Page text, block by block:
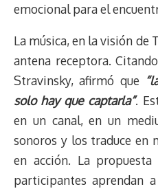
emocional para el
La música, en la visión de
antena receptora.
Stravinsky, afirmó que
solo hay que captarla”.
en un canal, en un
sonoros y los traduce en
en acción. La propuesta
participantes aprendan